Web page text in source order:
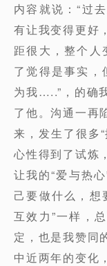
内容就说：“过
有让我变得更好
距很大，整个人
了觉得是事实，
为我…..”，的确
了他。沟通一
来，发生了很多
心性得到了试炼
让我的“爱与热
己要做什么，想
互效力”一样，
定，也是我赞同
中近两年的变化